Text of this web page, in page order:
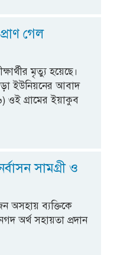
গেল
মৃত্যু হয়েছে।
ইউনিয়নের আবাদ
ওই গ্রামের ইয়াকুব
সামগ্রী ও
অসহায় ব্যক্তিকে
অর্থ সহায়তা প্রদান